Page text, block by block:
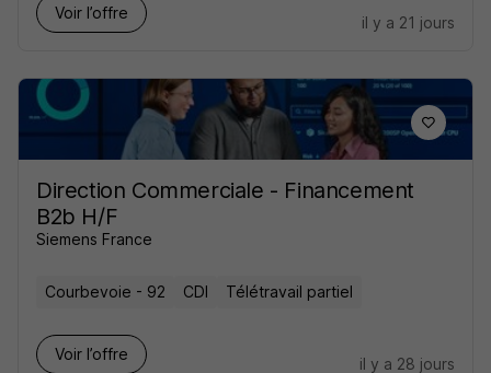
Voir l’offre
il y a 21 jours
Direction Commerciale - Financement
B2b H/F
Siemens France
Courbevoie - 92 CDI Télétravail partiel
Voir l’offre
il y a 28 jours